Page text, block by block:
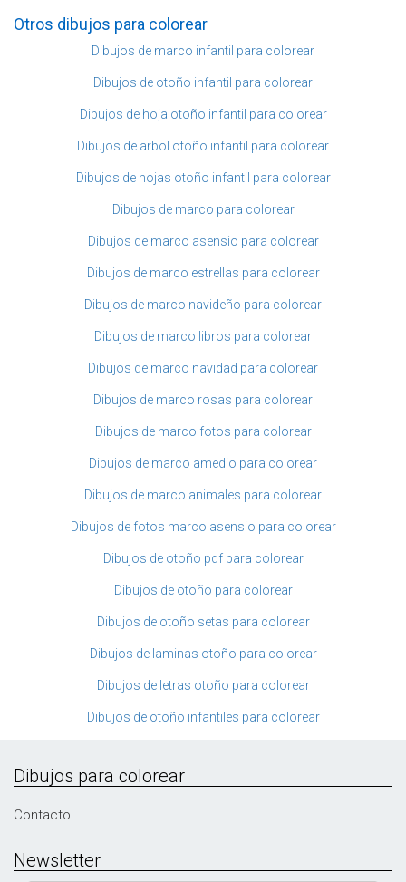
Otros dibujos para colorear
Dibujos de marco infantil para colorear
Dibujos de otoño infantil para colorear
Dibujos de hoja otoño infantil para colorear
Dibujos de arbol otoño infantil para colorear
Dibujos de hojas otoño infantil para colorear
Dibujos de marco para colorear
Dibujos de marco asensio para colorear
Dibujos de marco estrellas para colorear
Dibujos de marco navideño para colorear
Dibujos de marco libros para colorear
Dibujos de marco navidad para colorear
Dibujos de marco rosas para colorear
Dibujos de marco fotos para colorear
Dibujos de marco amedio para colorear
Dibujos de marco animales para colorear
Dibujos de fotos marco asensio para colorear
Dibujos de otoño pdf para colorear
Dibujos de otoño para colorear
Dibujos de otoño setas para colorear
Dibujos de laminas otoño para colorear
Dibujos de letras otoño para colorear
Dibujos de otoño infantiles para colorear
Dibujos para colorear
Contacto
Newsletter